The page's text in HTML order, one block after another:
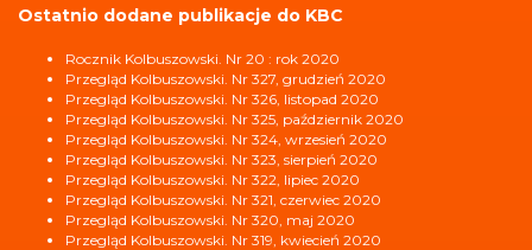
Ostatnio dodane publikacje do KBC
Rocznik Kolbuszowski. Nr 20 : rok 2020
Przegląd Kolbuszowski. Nr 327, grudzień 2020
Przegląd Kolbuszowski. Nr 326, listopad 2020
Przegląd Kolbuszowski. Nr 325, październik 2020
Przegląd Kolbuszowski. Nr 324, wrzesień 2020
Przegląd Kolbuszowski. Nr 323, sierpień 2020
Przegląd Kolbuszowski. Nr 322, lipiec 2020
Przegląd Kolbuszowski. Nr 321, czerwiec 2020
Przegląd Kolbuszowski. Nr 320, maj 2020
Przegląd Kolbuszowski. Nr 319, kwiecień 2020